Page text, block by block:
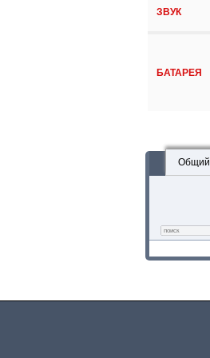
ЗВУК
БАТАРЕЯ
Общий